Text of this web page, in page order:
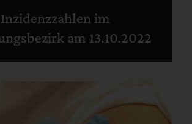
Inzidenzzahlen im
am 13.10.2022